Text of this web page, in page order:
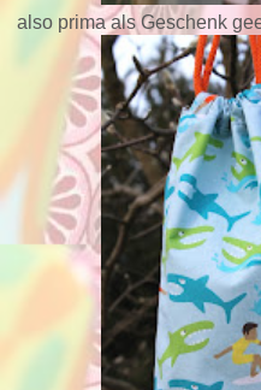
also prima als Geschenk